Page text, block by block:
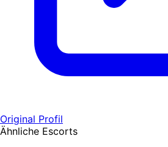
Original Profil
Ähnliche Escorts